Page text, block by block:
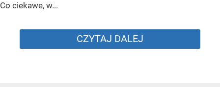
Co ciekawe, w...
CZYTAJ DALEJ